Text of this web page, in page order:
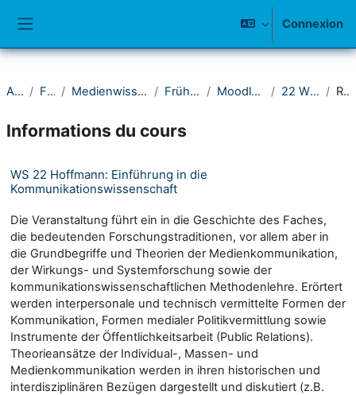
Connexion
Accueil Fakultät I Medienwissenschaftliches Seminar Frühere Semester Moodle-Kurse ab 2021 22 Wintersemester Résumé
Informations du cours
WS 22 Hoffmann: Einführung in die
Kommunikationswissenschaft
Die Veranstaltung führt ein in die Geschichte des Faches,
die bedeutenden Forschungstraditionen, vor allem aber in
die Grundbegriffe und Theorien der Medienkommunikation,
der Wirkungs- und Systemforschung sowie der
kommunikationswissenschaftlichen Methodenlehre. Erörtert
werden interpersonale und technisch vermittelte Formen der
Kommunikation, Formen medialer Politikvermittlung sowie
Instrumente der Öffentlichkeitsarbeit (Public Relations).
Theorieansätze der Individual-, Massen- und
Medienkommunikation werden in ihren historischen und
interdisziplinären Bezügen dargestellt und diskutiert (z.B.